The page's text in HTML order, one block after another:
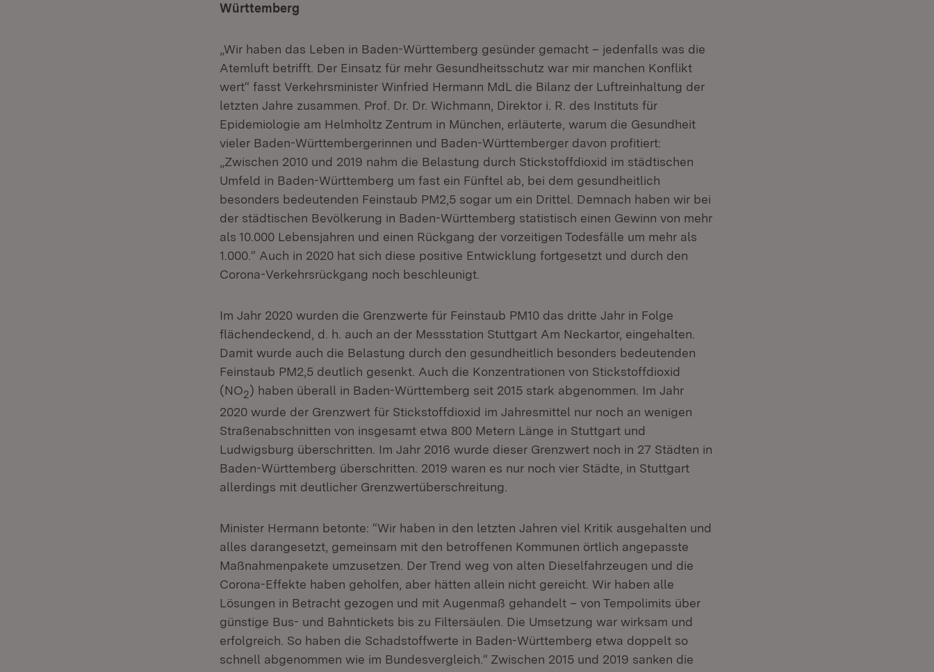
Württemberg
„Wir haben das Leben in Baden-Württemberg gesünder gemacht – jedenfalls was die
Atemluft betrifft. Der Einsatz für mehr Gesundheitsschutz war mir manchen Konflikt
wert“ fasst Verkehrsminister Winfried Hermann MdL die Bilanz der Luftreinhaltung der
letzten Jahre zusammen. Prof. Dr. Dr. Wichmann, Direktor i. R. des Instituts für
Epidemiologie am Helmholtz Zentrum in München, erläuterte, warum die Gesundheit
vieler Baden-Württembergerinnen und Baden-Württemberger davon profitiert:
„Zwischen 2010 und 2019 nahm die Belastung durch Stickstoffdioxid im städtischen
Umfeld in Baden-Württemberg um fast ein Fünftel ab, bei dem gesundheitlich
besonders bedeutenden Feinstaub PM2,5 sogar um ein Drittel. Demnach haben wir bei
der städtischen Bevölkerung in Baden-Württemberg statistisch einen Gewinn von mehr
als 10.000 Lebensjahren und einen Rückgang der vorzeitigen Todesfälle um mehr als
1.000.“ Auch in 2020 hat sich diese positive Entwicklung fortgesetzt und durch den
Corona-Verkehrsrückgang noch beschleunigt.
Im Jahr 2020 wurden die Grenzwerte für Feinstaub PM10 das dritte Jahr in Folge
flächendeckend, d. h. auch an der Messstation Stuttgart Am Neckartor, eingehalten.
Damit wurde auch die Belastung durch den gesundheitlich besonders bedeutenden
Feinstaub PM2,5 deutlich gesenkt. Auch die Konzentrationen von Stickstoffdioxid
(NO2) haben überall in Baden-Württemberg seit 2015 stark abgenommen. Im Jahr
2020 wurde der Grenzwert für Stickstoffdioxid im Jahresmittel nur noch an wenigen
Straßenabschnitten von insgesamt etwa 800 Metern Länge in Stuttgart und
Ludwigsburg überschritten. Im Jahr 2016 wurde dieser Grenzwert noch in 27 Städten in
Baden-Württemberg überschritten. 2019 waren es nur noch vier Städte, in Stuttgart
allerdings mit deutlicher Grenzwertüberschreitung.
Minister Hermann betonte: “Wir haben in den letzten Jahren viel Kritik ausgehalten und
alles darangesetzt, gemeinsam mit den betroffenen Kommunen örtlich angepasste
Maßnahmenpakete umzusetzen. Der Trend weg von alten Dieselfahrzeugen und die
Corona-Effekte haben geholfen, aber hätten allein nicht gereicht. Wir haben alle
Lösungen in Betracht gezogen und mit Augenmaß gehandelt – von Tempolimits über
günstige Bus- und Bahntickets bis zu Filtersäulen. Die Umsetzung war wirksam und
erfolgreich. So haben die Schadstoffwerte in Baden-Württemberg etwa doppelt so
schnell abgenommen wie im Bundesvergleich.“ Zwischen 2015 und 2019 sanken die